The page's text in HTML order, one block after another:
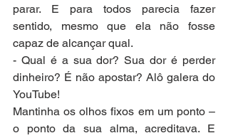
parar. E para todos parecia fazer
sentido, mesmo que ela não fosse
capaz de alcançar qual.
- Qual é a sua dor? Sua dor é perder
dinheiro? É não apostar? Alô galera do
YouTube!
Mantinha os olhos fixos em um ponto –
o ponto da sua alma, acreditava. E